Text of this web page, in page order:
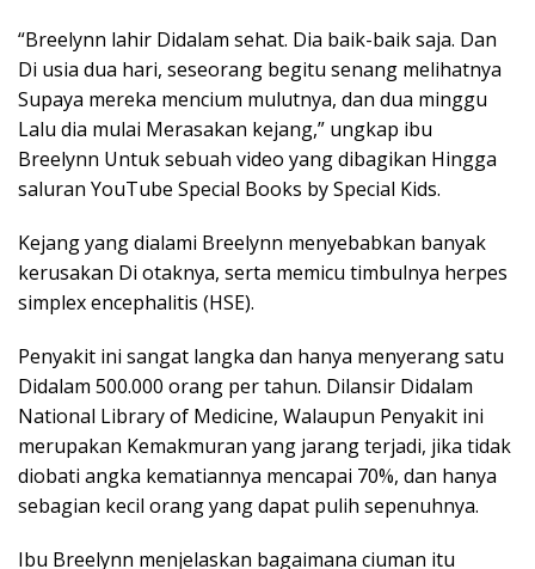
“Breelynn lahir Didalam sehat. Dia baik-baik saja. Dan
Di usia dua hari, seseorang begitu senang melihatnya
Supaya mereka mencium mulutnya, dan dua minggu
Lalu dia mulai Merasakan kejang,” ungkap ibu
Breelynn Untuk sebuah video yang dibagikan Hingga
saluran YouTube Special Books by Special Kids.
Kejang yang dialami Breelynn menyebabkan banyak
kerusakan Di otaknya, serta memicu timbulnya herpes
simplex encephalitis (HSE).
Penyakit ini sangat langka dan hanya menyerang satu
Didalam 500.000 orang per tahun. Dilansir Didalam
National Library of Medicine, Walaupun Penyakit ini
merupakan Kemakmuran yang jarang terjadi, jika tidak
diobati angka kematiannya mencapai 70%, dan hanya
sebagian kecil orang yang dapat pulih sepenuhnya.
Ibu Breelynn menjelaskan bagaimana ciuman itu